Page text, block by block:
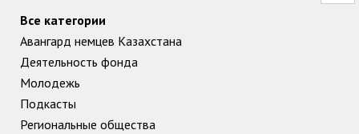
Все категории
Авангард немцев Казахстана
Деятельность фонда
Молодежь
Подкасты
Региональные общества